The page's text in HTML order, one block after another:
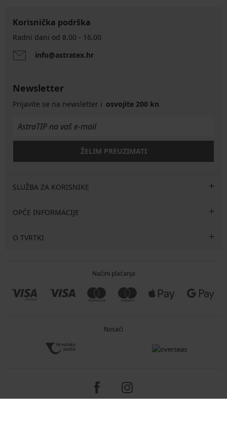
Korisnička podrška
Radni dani od 8.00 - 16.00
info@astratex.hr
Newsletter
Prijavite se na newsletter i osvojite 200 kn
ŽELIM PREUZIMATI
SLUŽBA ZA KORISNIKE
OPĆE INFORMACIJE
O TVRTKI
Načini plaćanja
Nosači